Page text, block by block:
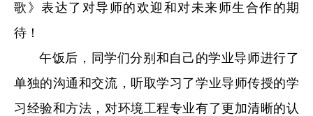
歌》表达了对导师的欢迎和对未来师生合作的期
待！
午饭后，同学们分别 和自己的学业导师进行了
单独的沟通和交流，听取学习了学业导师传授的学
习经验和方法，对环境工程专业有了更加清晰的认